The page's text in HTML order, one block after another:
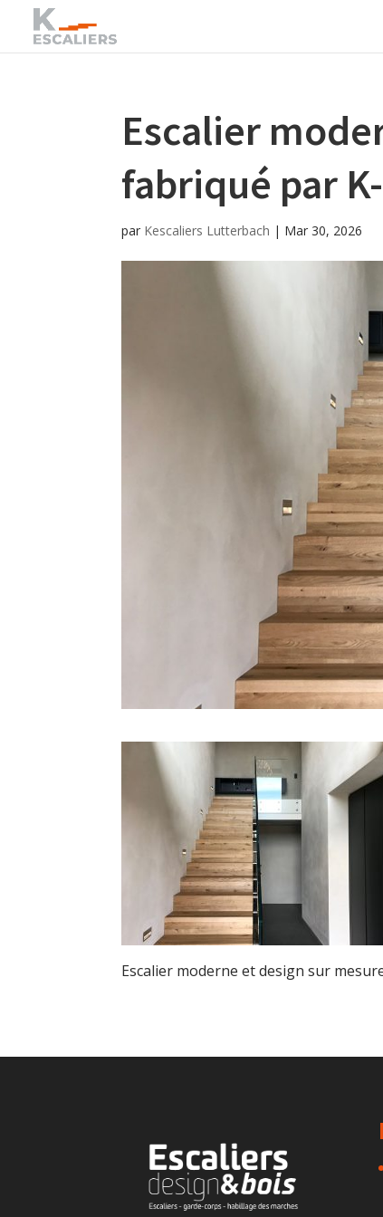
Escalier
fabriqué par K-
par Kescaliers Lutterbach | Mar 30, 2026
Escalier moderne et design sur